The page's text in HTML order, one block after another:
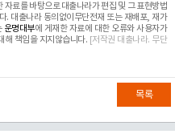
자료를 바탕으로 대출나라가 편집 및 그 표현방법
. 대출나라 동의없이무단전재 또는 재배포, 재가
운명대부에 게재한 자료에 대한 오류와 사용자가
해 책임을 지지않습니다. [저작권 대출나라. 무단
목록